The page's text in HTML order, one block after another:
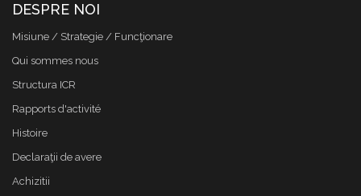
DESPRE NOI
Misiune / Strategie / Funcţionare
Qui sommes nous
Structura ICR
Rapports d'activité
Histoire
Declaraţii de avere
Achizitii